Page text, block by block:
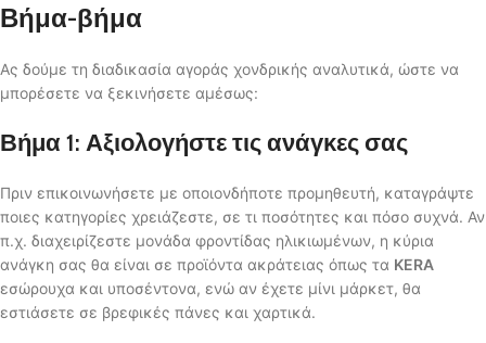
Βήμα-βήμα
Ας δούμε τη διαδικασία αγοράς χονδρικής αναλυτικά, ώστε να
μπορέσετε να ξεκινήσετε αμέσως:
Βήμα 1: Αξιολογήστε τις ανάγκες σας
Πριν επικοινωνήσετε με οποιονδήποτε προμηθευτή, καταγράψτε
ποιες κατηγορίες χρειάζεστε, σε τι ποσότητες και πόσο συχνά. Αν
π.χ. διαχειρίζεστε μονάδα φροντίδας ηλικιωμένων, η κύρια
ανάγκη σας θα είναι σε προϊόντα ακράτειας όπως τα KERA
εσώρουχα και υποσέντονα, ενώ αν έχετε μίνι μάρκετ, θα
εστιάσετε σε βρεφικές πάνες και χαρτικά.